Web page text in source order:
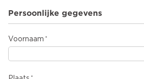
Persoonlijke gegevens
Voornaam